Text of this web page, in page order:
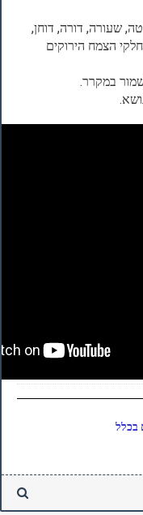
שעורה, דורה, דוחן,
הצמח הירוקים
במקרר.
בכלל